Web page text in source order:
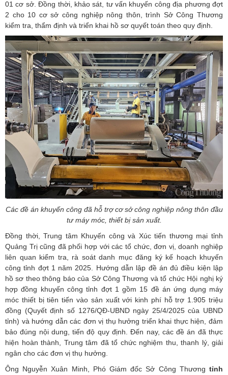
01 cơ sở.Đồng thời, khảo sát, tư vấn khuyến công địa phương đợt
2 cho 10 cơ sở công nghiệp nông thôn, trình Sở Công Thương
kiểm tra, thẩm định và triển khai hồ sơ quyết toán theo quy định.
Các đề án khuyến công đã hỗ trợ cơ sở công nghiệp nông thôn đầu
tư máy móc, thiết bị sản xuất.
Đồng thời, Trung tâm Khuyến công và Xúc tiến thương mại tỉnh
Quảng Trịcũng đã phối hợp với các tổ chức, đơn vị, doanh nghiệp
liên quan kiểm tra, rà soát danh mục đăng ký kế hoạch khuyến
công tỉnh đợt 1 năm 2025. Hướng dẫn lập đề án đủ điều kiện lập
hồ sơ theo thông báo của Sở Công Thương và tổ chức Hội nghị ký
hợp đồng khuyến công tỉnh đợt 1 gồm 15 đề án ứng dụng máy
móc thiết bị tiên tiến vào sản xuất với kinh phí hỗ trợ 1.905 triệu
đồng (Quyết định số 1276/QĐ-UBND ngày 25/4/2025 của UBND
tỉnh) và hướng dẫn các đơn vị thụ hưởng triển khai thực hiện, đảm
bảo đúng nội dung, tiến độ quy định. Đến nay, các đề án đã thực
hiện hoàn thành, Trung tâm đã tổ chức nghiệm thu, thanh lý, giải
ngân cho các đơn vị thụ hưởng.
Ông Nguyễn Xuân Minh, Phó Giám đốc Sở Công Thương tỉnh